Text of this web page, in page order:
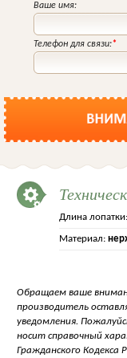
Ваше имя:
Телефон для связи:*
Длина лопатки:
Материал:
Обращаем ваше
производитель
уведомления.
носит справочный
Гражданского Кодекса